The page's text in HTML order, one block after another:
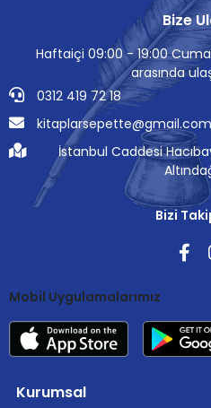
Bize
Haftaiçi 09:00 - 19:00
arasında
0312 419 72 18
kitaplarsepette@gmail.com
İstanbul Caddesi
Bizi
Mobil Uygulamalarımız
Kurumsal